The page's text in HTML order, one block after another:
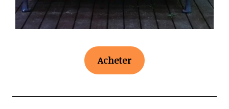
Acheter